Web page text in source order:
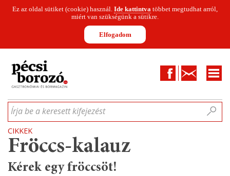
Ez az oldal sütiket (cookie) használ. Ide kattintva többet megtudhat arról,
miért van szükségünk a sütikre.
Elfogadom
FacebookKapcsolat
CIKKEKHÍREKINFOGRAFIKÁKMUNKATÁRSAKWINESOFA
Írja be a keresett kifejezést
CIKKEK
Fröccs-kalauz
Kérek egy fröccsöt!